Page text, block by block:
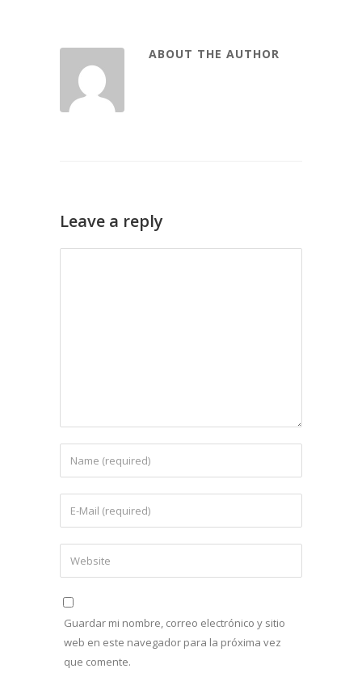
ABOUT THE AUTHOR
Leave a reply
Guardar mi nombre, correo electrónico y sitio
web en este navegador para la próxima vez
que comente.